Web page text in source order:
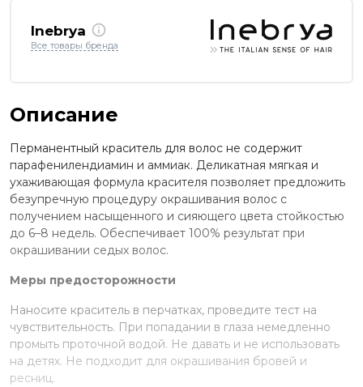
Inebrya
Все товары бренда
Описание
Перманентный краситель для волос не содержит
парафенилендиамин и аммиак. Деликатная мягкая и
ухаживающая формула красителя позволяет предложить
безупречную процедуру окрашивания волос с
получением насыщенного и сияющего цвета стойкостью
до 6–8 недель. Обеспечивает 100% результат при
окрашивании седых волос.
Меры предосторожности
Наносите краситель в перчатках, проведите тест на
чувствительность. При попадании в глаза немедленно
промыть проточной водой. Не давать и не использовать
на детях. Не подходит для окрашивания бровей и
ресниц.